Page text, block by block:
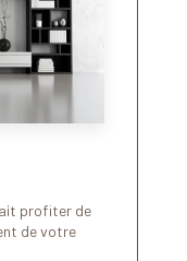
profiter de
de votre